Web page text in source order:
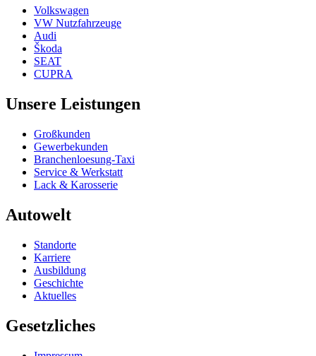
Volkswagen
VW Nutzfahrzeuge
Audi
Škoda
SEAT
CUPRA
Unsere Leistungen
Großkunden
Gewerbekunden
Branchenloesung-Taxi
Service & Werkstatt
Lack & Karosserie
Autowelt
Standorte
Karriere
Ausbildung
Geschichte
Aktuelles
Gesetzliches